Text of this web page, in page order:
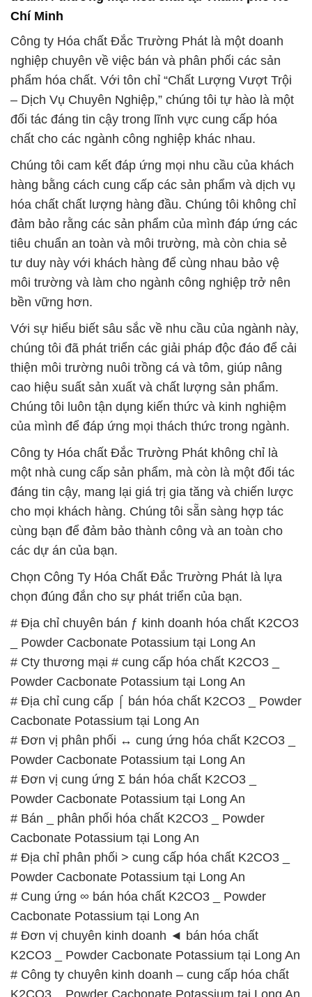
tư duy này với khách hàng để cùng nhau bảo vệ
bền vững hơn.
Với sự hiểu biết sâu sắc về nhu cầu của ngành này,
chúng tôi đã phát triển các giải pháp độc đáo để cải
thiện môi trường nuôi trồng cá và tôm, giúp nâng
cao hiệu suất sản xuất và chất lượng sản phẩm.
Chúng tôi luôn tận dụng kiến thức và kinh nghiệm
của mình để đáp ứng mọi thách thức trong ngành.
Công ty Hóa chất Đắc Trường Phát không chỉ là
một nhà cung cấp sản phẩm, mà còn là một đối tác
đáng tin cậy, mang lại giá trị gia tăng và chiến lược
cho mọi khách hàng. Chúng tôi sẵn sàng hợp tác
cùng bạn để đảm bảo thành công và an toàn cho
các dự án của bạn.
Chọn Công Ty Hóa Chất Đắc Trường Phát là lựa
chọn đúng đắn cho sự phát triển của bạn.
# Địa chỉ chuyên bán ƒ kinh doanh hóa chất K2CO3
_ Powder Cacbonate Potassium tại Long An
# Cty thương mại # cung cấp hóa chất K2CO3 _
Powder Cacbonate Potassium tại Long An
# Địa chỉ cung cấp ⌠ bán hóa chất K2CO3 _ Powder
Cacbonate Potassium tại Long An
# Đơn vị phân phối ↔ cung ứng hóa chất K2CO3 _
Powder Cacbonate Potassium tại Long An
# Đơn vị cung ứng Σ bán hóa chất K2CO3 _
Powder Cacbonate Potassium tại Long An
Cacbonate Potassium tại Long An
# Địa chỉ phân phối > cung cấp hóa chất K2CO3 _
Powder Cacbonate Potassium tại Long An
# Cung ứng ∞ bán hóa chất K2CO3 _ Powder
Cacbonate Potassium tại Long An
# Đơn vị chuyên kinh doanh ◄ bán hóa chất
K2CO3 _ Powder Cacbonate Potassium tại Long An
# Công ty chuyên kinh doanh – cung cấp hóa chất
K2CO3 _ Powder Cacbonate Potassium tại Long An
# Công ty chuyên phân phối › bán hóa chất K2CO3
_ Powder Cacbonate Potassium tại Long An
📞PHÒNG KINH DOANH – CÔNG TY HÓA CHẤT
ĐẮC TRƯỜNG PHÁT 🌐
🌐 Website: https://hoachatmientay.vn/
📞 Hotline:
– 0933.920.505 – 028.3504.5555
– 028.3756.1835 – 028.3756.1840 –
028.3756.1841- 028.3756.1842
– 0932.660.696 – 0901.326.566 – 0906.387.866 –